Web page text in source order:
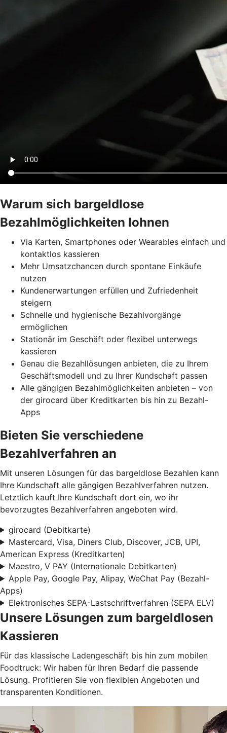
Warum sich bargeldlose
Bezahlmöglichkeiten lohnen
Via Karten, Smartphones oder Wearables einfach und
kontaktlos kassieren
Mehr Umsatzchancen durch spontane Einkäufe
nutzen
Kundenerwartungen erfüllen und Zufriedenheit
steigern
Schnelle und hygienische Bezahlvorgänge
ermöglichen
Stationär im Geschäft oder flexibel unterwegs
kassieren
Genau die Bezahllösungen anbieten, die zu Ihrem
Geschäftsmodell und zu Ihrer Kundschaft passen
Alle gängigen Bezahlmöglichkeiten anbieten – von
der girocard über Kreditkarten bis hin zu Bezahl-
Apps
Bieten Sie verschiedene
Bezahlverfahren an
Mit unseren Lösungen für das bargeldlose Bezahlen kann
Ihre Kundschaft alle gängigen Bezahlverfahren nutzen.
Letztlich kauft Ihre Kundschaft dort ein, wo ihr
bevorzugtes Bezahlverfahren angeboten wird.
girocard (Debitkarte)
Mastercard, Visa, Diners Club, Discover, JCB, UPI,
American Express (Kreditkarten)
Maestro, V PAY (Internationale Debitkarten)
Apple Pay, Google Pay, Alipay, WeChat Pay (Bezahl-
Apps)
Elektronisches SEPA-Lastschriftverfahren (SEPA ELV)
Unsere Lösungen zum bargeldlosen
Kassieren
Für das klassische Ladengeschäft bis hin zum mobilen
Foodtruck: Wir haben für Ihren Bedarf die passende
Lösung. Profitieren Sie von flexiblen Angeboten und
transparenten Konditionen.